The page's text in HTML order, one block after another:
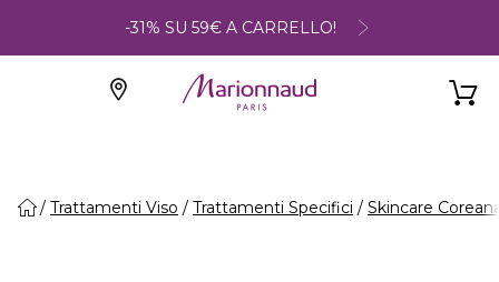
-31% SU 59€ A CARRELLO!
Trattamenti Viso Trattamenti Specifici Skincare